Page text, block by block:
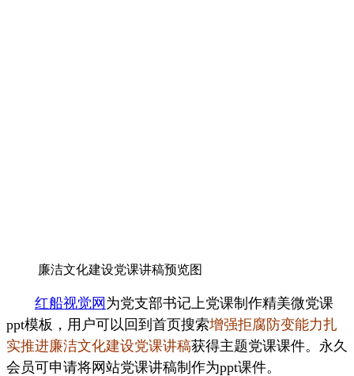
廉洁文化建设党课讲稿预览图
红船视觉网 为党支部书记上党课制作精美微党课
ppt模板，用户可以回到首页搜索增强拒腐防变能力扎
实推进廉洁文化建设党课讲稿获得主题党课课件。永久
会员可申请将网站党课讲稿制作为ppt课件。